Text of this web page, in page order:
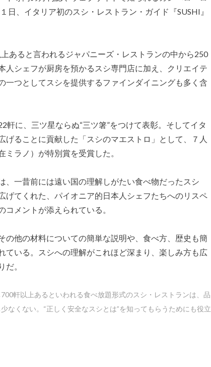
日、イタリア初のスシ・レストラン・ガイド『SUSHI』
あると言われるジャパニーズ・レストランの中から250
人シェフが厨房を預かるスシ専門店に加え、クリエイテ
一つとしてスシを提供するファインダイニングも多く含
軒に、三ツ星ならぬ“三ツ箸”をつけて表彰。そしてイタ
げることに貢献した「スシのマエストロ」として、７人
ミラノ）が特別賞を受賞した。
、一昔前には遠い国の理解しがたい食べ物だったスシ
げてくれた、パイオニア的日本人シェフたちへのリスペ
コメントが添えられている。
の他の材料についての簡単な説明や、食べ方、歴史も簡
ている。スシへの理解がこれほど深まり、楽しみ方も広
だ。
700軒以上あるといわれる食べ放題形式のスシ・レストランは、品
なくない。“正しく安全なスシとは”を知ってもらうためにも役立